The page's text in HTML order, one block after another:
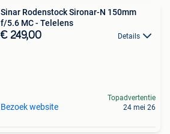
Sinar Rodenstock Sironar-N 150mm
f/5.6 MC - Telelens
€ 249,00 Details
Bezoek website
Topadvertentie
24 mei 26